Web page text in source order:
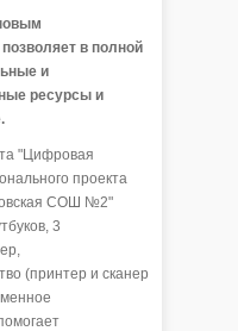
в полной
и
ресурсы и
"Цифровая
проекта
СОШ №2"
3
(принтер и сканер